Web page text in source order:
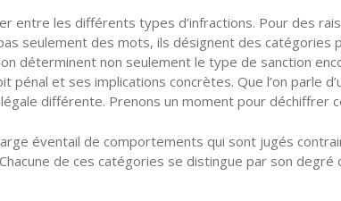
entre les différents types d’infractions. Pour des
seulement des mots, ils désignent des
déterminent non seulement le type de sanction
et ses implications concrètes. Que l’on parle
différente. Prenons un moment pour
éventail de comportements qui sont jugés
de ces catégories se distingue par son